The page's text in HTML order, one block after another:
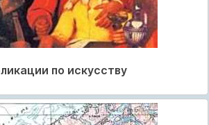
по искусству